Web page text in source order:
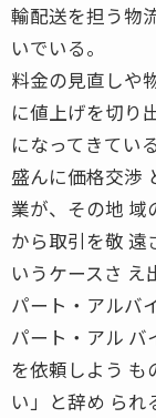
輸配送を担う物
いでいる。
料金の見直しや
に値上げを切り
になってきている
盛んに価格交渉
業が、その地 域
から取引を敬 遠
いうケースさ え
パート・アルバ
パート・アル バ
を依頼しよう も
い」と辞め られ